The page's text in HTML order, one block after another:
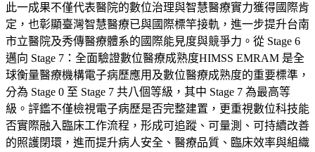
此一成果不僅代表醫院的數位治理與智慧醫療實力獲得國際肯
定，也彰顯臺灣智慧醫療已與國際標竿接軌，進一步提升台南
市立醫院及秀傳醫療體系的國際能見度與競爭力。從 Stage 6
邁向 Stage 7：全面驗證數位醫療成熟度HIMSS EMRAM 是全
球衡量醫療機構電子病歷應用及數位醫療成熟度的重要標準，
分為 Stage 0 至 Stage 7 共八個等級，其中 Stage 7 為最高等
級。評鑑不僅檢視電子病歷是否完整建置，更重視數位科技能
否實際融入臨床工作流程，形成可追蹤、可量測、可持續改善
的照護閉環，進而提升病人安全、醫療品質、臨床效率與組織